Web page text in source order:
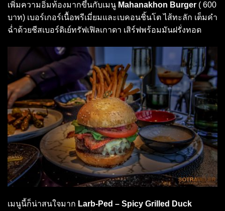
เพิ่มความอิ่มท้องมากขึ้นกับเมนู Mahanakhon Burger ( 600
บาท) เบอร์เกอร์เนื้อพรีเมี่ยมและเบคอนชิ้นโต ไส้ทะลัก เต็มคำ
ฉ่ำด้วยชีสเบอร์ดิเย์ทรัฟเฟิลเกาดา เสิร์ฟพร้อมมันฝรั่งทอด
เมนูนี้ก็น่าสนใจมาก Larb-Ped – Spicy Grilled Duck